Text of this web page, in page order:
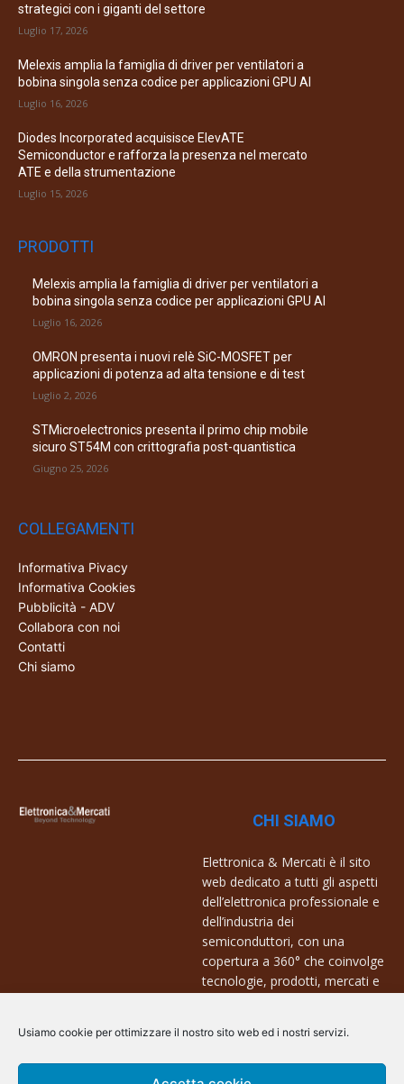
Usiamo cookie per ottimizzare il nostro sito web ed i nostri servizi.
strategici con i giganti del settore
Luglio 17, 2026
Melexis amplia la famiglia di driver per ventilatori a
bobina singola senza codice per applicazioni GPU AI
Luglio 16, 2026
Diodes Incorporated acquisisce ElevATE
Semiconductor e rafforza la presenza nel mercato
ATE e della strumentazione
Luglio 15, 2026
PRODOTTI
Melexis amplia la famiglia di driver per ventilatori a
bobina singola senza codice per applicazioni GPU AI
Luglio 16, 2026
OMRON presenta i nuovi relè SiC-MOSFET per
applicazioni di potenza ad alta tensione e di test
Luglio 2, 2026
STMicroelectronics presenta il primo chip mobile
sicuro ST54M con crittografia post-quantistica
Giugno 25, 2026
COLLEGAMENTI
Informativa Pivacy
Informativa Cookies
Pubblicità - ADV
Collabora con noi
Contatti
Chi siamo
CHI SIAMO
Elettronica & Mercati è il sito
web dedicato a tutti gli aspetti
dell’elettronica professionale e
dell’industria dei
semiconduttori, con una
copertura a 360° che coinvolge
tecnologie, prodotti, mercati e
Contatti:
info@arscommunication.it